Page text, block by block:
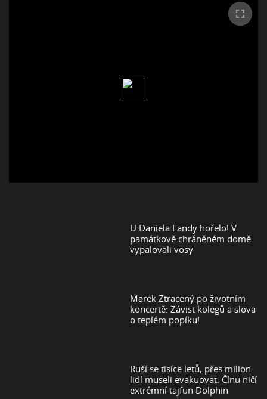
U Daniela Landy hořelo! V
památkově chráněném domě
vypalovali vosy
Marek Ztracený po životním
koncertě: Závist kolegů a slova
o teplém popíku!
Ruší se tisíce letů, přes milion
lidí museli evakuovat: Čínu ničí
extrémní tajfun Dolphin